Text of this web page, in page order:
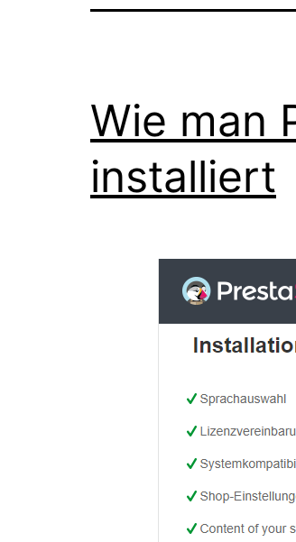
Wie man
installiert